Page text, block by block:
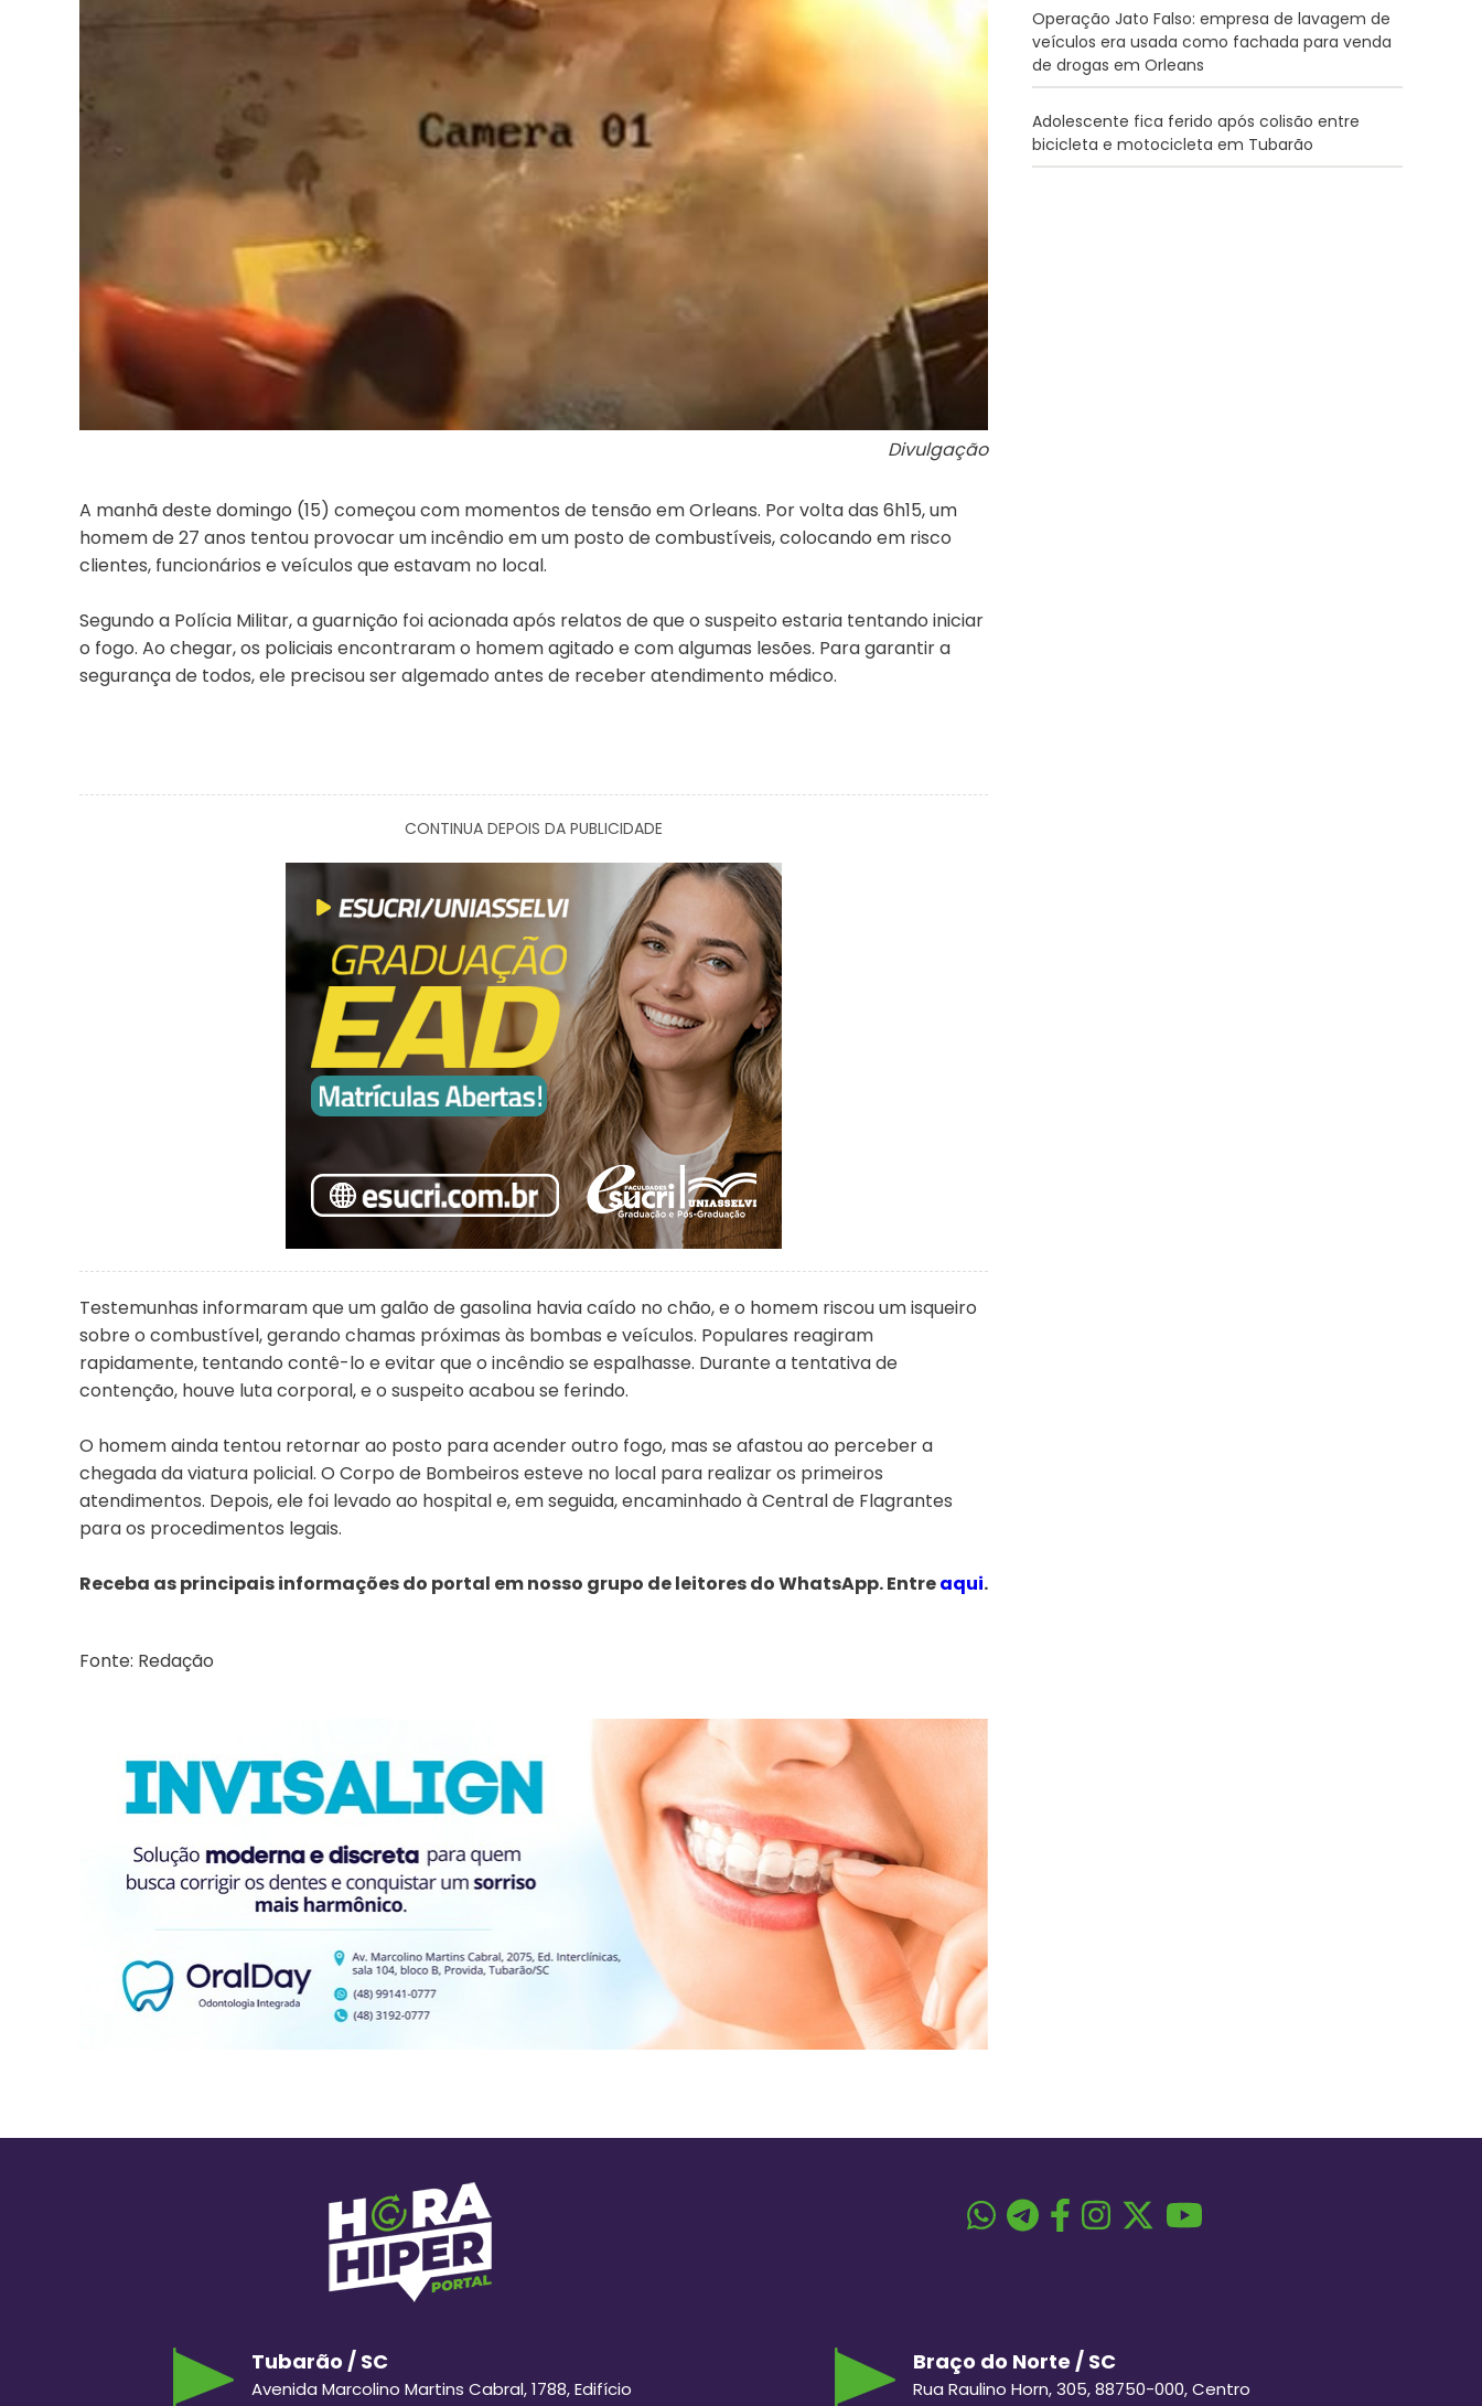
Divulgação
A manhã deste domingo (15) começou com momentos de tensão em Orleans. Por volta das 6h15, um
homem de 27 anos tentou provocar um incêndio em um posto de combustíveis, colocando em risco
clientes, funcionários e veículos que estavam no local.
Segundo a Polícia Militar, a guarnição foi acionada após relatos de que o suspeito estaria tentando iniciar
o fogo. Ao chegar, os policiais encontraram o homem agitado e com algumas lesões. Para garantir a
segurança de todos, ele precisou ser algemado antes de receber atendimento médico.
CONTINUA DEPOIS DA PUBLICIDADE
Testemunhas informaram que um galão de gasolina havia caído no chão, e o homem riscou um isqueiro
sobre o combustível, gerando chamas próximas às bombas e veículos. Populares reagiram
rapidamente, tentando contê-lo e evitar que o incêndio se espalhasse. Durante a tentativa de
contenção, houve luta corporal, e o suspeito acabou se ferindo.
O homem ainda tentou retornar ao posto para acender outro fogo, mas se afastou ao perceber a
chegada da viatura policial. O Corpo de Bombeiros esteve no local para realizar os primeiros
atendimentos. Depois, ele foi levado ao hospital e, em seguida, encaminhado à Central de Flagrantes
para os procedimentos legais.
Receba as principais informações do portal em nosso grupo de leitores do WhatsApp. Entreaqui.
Fonte: Redação
Operação Jato Falso: empresa de lavagem de
veículos era usada como fachada para venda
de drogas em Orleans
Adolescente fica ferido após colisão entre
bicicleta e motocicleta em Tubarão
Tubarão / SC
Avenida Marcolino Martins Cabral, 1788, Edifício
Braço do Norte / SC
Rua Raulino Horn, 305, 88750-000, Centro